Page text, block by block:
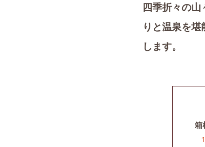
四季折々の山
りと温泉を
します。
箱